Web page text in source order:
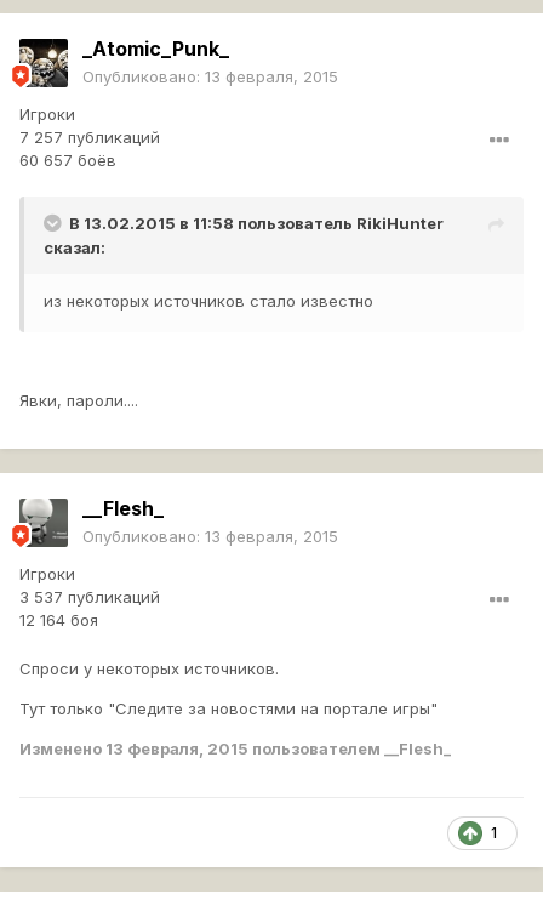
_Atomic_Punk_
Опубликовано: 13 февраля, 2015
Игроки
7 257 публикаций
60 657 боёв
В 13.02.2015 в 11:58 пользователь RikiHunter
сказал:
из некоторых источников стало известно
Явки, пароли....
__Flesh_
Опубликовано: 13 февраля, 2015
Игроки
3 537 публикаций
12 164 боя
Спроси у некоторых источников.
Тут только "Следите за новостями на портале игры"
Изменено 13 февраля, 2015 пользователем __Flesh_
1